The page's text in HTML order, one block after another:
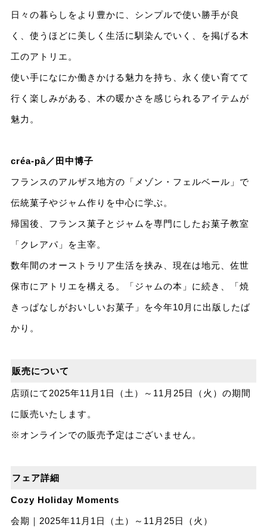
日々の暮らしをより豊かに、シンプルで使い勝手が良
く、使うほどに美しく生活に馴染んでいく、を掲げる木
工のアトリエ。​
使い手になにか働きかける魅力を持ち、永く使い育てて
行く楽しみがある、木の暖かさを感じられるアイテムが
魅力。
créa-pâ／田中博子​
フランスのアルザス地方の「メゾン・フェルベール」で
伝統菓子やジャム作りを中心に学ぶ。​​
帰国後、フランス菓子とジャムを専門にしたお菓子教室
「クレアパ」を主宰。​​
数年間のオーストラリア生活を挟み、現在は地元、佐世
保市にアトリエを構える。「ジャムの本」に続き、「焼
きっぱなしがおいしいお菓子」を今年10月に出版したば
かり。
販売について
店頭にて2025年11月1日（土）～11月25日（火）の期間
に販売いたします。
※オンラインでの販売予定はございません。
フェア詳細
Cozy Holiday Moments
会期｜2025年11月1日（土）～11月25日（火）